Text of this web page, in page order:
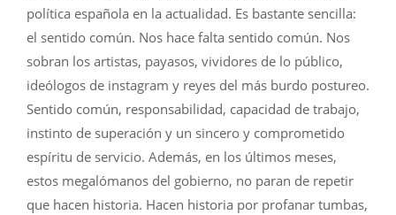
política española en la actualidad. Es bastante sencilla:
el sentido común. Nos hace falta sentido común. Nos
sobran los artistas, payasos, vividores de lo público,
ideólogos de instagram y reyes del más burdo postureo.
Sentido común, responsabilidad, capacidad de trabajo,
instinto de superación y un sincero y comprometido
espíritu de servicio. Además, en los últimos meses,
estos megalómanos del gobierno, no paran de repetir
que hacen historia. Hacen historia por profanar tumbas,